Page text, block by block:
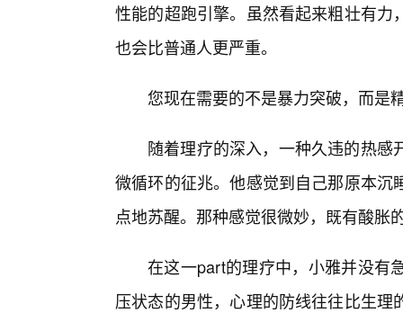
性能的超跑引擎。虽然看起来粗壮有
也会比普通人更严重。
您现在需要的不是暴力突破，而是
随着理疗的深入，一种久违的热
微循环的征兆。他感觉到自己那原本
点地苏醒。那种感觉很微妙，既有酸胀
在这一part的理疗中，小雅并没有
压状态的男性，心理的防线往往比生